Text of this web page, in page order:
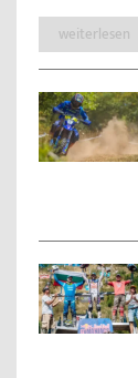
weiterlesen